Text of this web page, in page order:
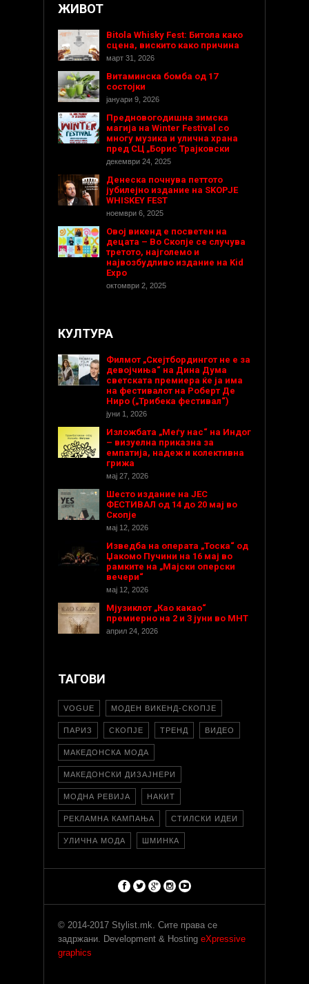
ЖИВОТ
Bitola Whisky Fest: Битола како
сцена, вискито како причина
март 31, 2026
Витаминска бомба од 17
состојки
јануари 9, 2026
Предновогодишнa зимска
магија на Winter Festival со
многу музика и улична храна
пред СЦ „Борис Трајковски
декември 24, 2025
Денеска почнува петтото
јубилејно издание на SKOPJE
WHISKEY FEST
ноември 6, 2025
Овој викенд е посветен на
децата – Во Скопје се случува
третото, најголемо и
највозбудливо издание на Kid
Expo
октомври 2, 2025
КУЛТУРА
Филмот „Скејтбордингот не е за
девојчиња“ на Дина Дума
светската премиера ќе ја има
на фестивалот на Роберт Де
Ниро („Трибека фестивал“)
јуни 1, 2026
Изложбата „Меѓу нас“ на Индог
– визуелна приказна за
емпатија, надеж и колективна
грижа
мај 27, 2026
Шесто издание на ЈЕС
ФЕСТИВАЛ од 14 до 20 мај во
Скопје
мај 12, 2026
Изведба на операта „Тоска“ од
Џакомо Пучини на 16 мај во
рамките на „Мајски оперски
вечери“
мај 12, 2026
Мјузиклот „Као какао“
премиерно на 2 и 3 јуни во МНТ
април 24, 2026
ТАГОВИ
VOGUE МОДЕН ВИКЕНД-СКОПЈЕ
ПАРИЗ СКОПЈЕ ТРЕНД ВИДЕО
МАКЕДОНСКА МОДА
МАКЕДОНСКИ ДИЗАЈНЕРИ
МОДНА РЕВИЈА НАКИТ
РЕКЛАМНА КАМПАЊА СТИЛСКИ ИДЕИ
УЛИЧНА МОДА ШМИНКА
© 2014-2017 Stylist.mk. Сите права се
задржани. Development & Hosting eXpressive
graphics